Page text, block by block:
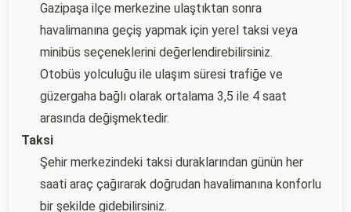
Gazipaşa ilçe merkezine ulaştıktan sonra
havalimanına geçiş yapmak için yerel taksi veya
minibüs seçeneklerini değerlendirebilirsiniz.
Otobüs yolculuğu ile ulaşım süresi trafiğe ve
güzergaha bağlı olarak ortalama 3,5 ile 4 saat
arasında değişmektedir.
Taksi
Şehir merkezindeki taksi duraklarından günün her
saati araç çağırarak doğrudan havalimanına konforlu
bir şekilde gidebilirsiniz.